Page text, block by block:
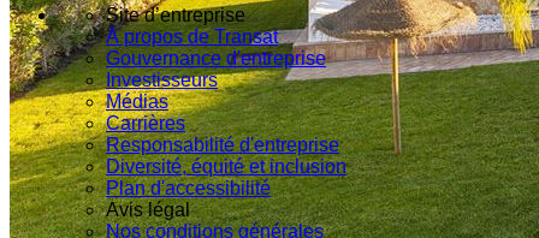
Site d’entreprise
À propos de Transat
Gouvernance d'entreprise
Investisseurs
Médias
Carrières
Responsabilité d'entreprise
Diversité, équité et inclusion
Plan d'accessibilité
Avis légal
Nos conditions générales